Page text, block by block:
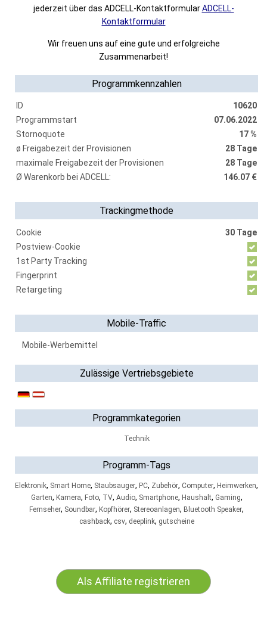
jederzeit über das ADCELL-KontaktformularADCELL-
Kontaktformular
Wir freuen uns auf eine gute und erfolgreiche
Zusammenarbeit!
Programmkennzahlen
ID
10620
Programmstart
07.06.2022
Stornoquote
17 %
ø Freigabezeit der Provisionen
28 Tage
maximale Freigabezeit der Provisionen
28 Tage
Ø Warenkorb bei ADCELL:
146.07 €
Trackingmethode
Cookie
30 Tage
Postview-Cookie
1st Party Tracking
Fingerprint
Retargeting
Mobile-Traffic
Mobile-Werbemittel
Zulässige Vertriebsgebiete
Programmkategorien
Technik
Programm-Tags
Elektronik, Smart Home, Staubsauger, PC, Zubehör, Computer, Heimwerken,
Garten, Kamera, Foto, TV, Audio, Smartphone, Haushalt, Gaming,
Fernseher, Soundbar, Kopfhörer, Stereoanlagen, Bluetooth Speaker,
cashback, csv, deeplink, gutscheine
Als Affiliate registrieren